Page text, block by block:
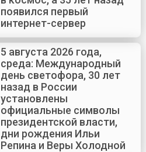
появился первый
интернет-сервер
5 августа 2026 года,
среда: Международный
день светофора, 30 лет
назад в России
установлены
официальные символы
президентской власти,
дни рождения Ильи
Репина и Веры Холодной